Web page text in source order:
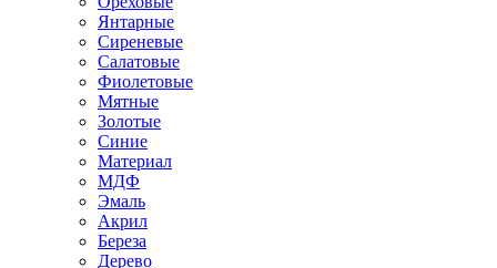
Янтарные
Сиреневые
Салатовые
Фиолетовые
Мятные
Золотые
Синие
Материал
МДФ
Эмаль
Акрил
Береза
Дерево